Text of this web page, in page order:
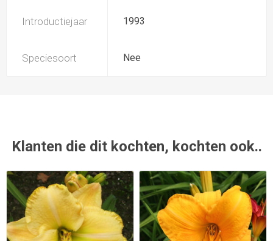
Introductiejaar 1993
Speciesoort Nee
Klanten die dit kochten, kochten ook..